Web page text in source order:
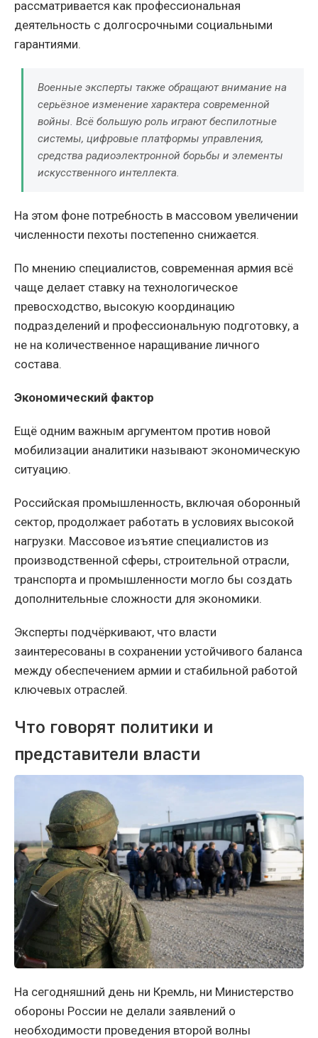
рассматривается как профессиональная
деятельность с долгосрочными социальными
гарантиями.
Военные эксперты также обращают внимание на
серьёзное изменение характера современной
войны. Всё большую роль играют беспилотные
системы, цифровые платформы управления,
средства радиоэлектронной борьбы и элементы
искусственного интеллекта.
На этом фоне потребность в массовом увеличении
численности пехоты постепенно снижается.
По мнению специалистов, современная армия всё
чаще делает ставку на технологическое
превосходство, высокую координацию
подразделений и профессиональную подготовку, а
не на количественное наращивание личного
состава.
Экономический фактор
Ещё одним важным аргументом против новой
мобилизации аналитики называют экономическую
ситуацию.
Российская промышленность, включая оборонный
сектор, продолжает работать в условиях высокой
нагрузки. Массовое изъятие специалистов из
производственной сферы, строительной отрасли,
транспорта и промышленности могло бы создать
дополнительные сложности для экономики.
Эксперты подчёркивают, что власти
заинтересованы в сохранении устойчивого баланса
между обеспечением армии и стабильной работой
ключевых отраслей.
Что говорят политики и
представители власти
На сегодняшний день ни Кремль, ни Министерство
обороны России не делали заявлений о
необходимости проведения второй волны